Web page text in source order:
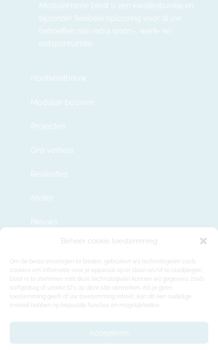
Beheer cookie toestemming
Om de beste ervaringen te bieden, gebruiken wij technologieën zoals
cookies om informatie over je apparaat op te slaan en/of te raadplegen.
Door in te stemmen met deze technologieën kunnen wij gegevens zoals
surfgedrag of unieke ID's op deze site verwerken. Als je geen
toestemming geeft of uw toestemming intrekt, kan dit een nadelige
invloed hebben op bepaalde functies en mogelijkheden.
Accepteren
ModuleHome biedt u een kwaliteitsvolle en
bijzonder flexibele oplossing voor al uw
behoeften aan extra woon-, werk- en
ontspanruimte.
Houtkeletbouw
Modulair bouwen
Projecten
Ons verhaal
Realisaties
Atelier
Nieuws
info@modulehome.be
+32 2 669 36 50
Productie-atelier en showroom